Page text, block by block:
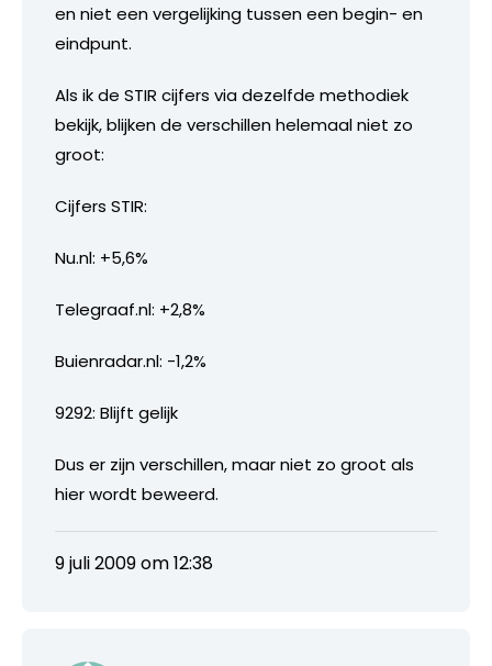
en niet een vergelijking tussen een begin- en
eindpunt.
Als ik de STIR cijfers via dezelfde methodiek
bekijk, blijken de verschillen helemaal niet zo
groot:
Cijfers STIR:
Nu.nl: +5,6%
Telegraaf.nl: +2,8%
Buienradar.nl: -1,2%
9292: Blijft gelijk
Dus er zijn verschillen, maar niet zo groot als
hier wordt beweerd.
9 juli 2009 om 12:38